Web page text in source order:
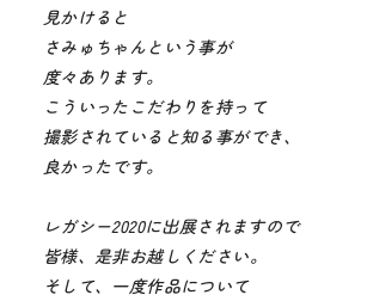
見かけると
さみゅちゃんという事が
度々あります。
こういったこだわりを持って
撮影されていると知る事ができ、
良かったです。
レガシー2020に出展されますので
皆様、是非お越しください。
そして、一度作品について